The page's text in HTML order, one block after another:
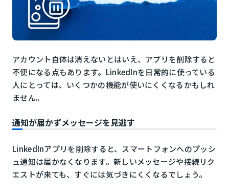
アカウント自体は消えないとはいえ、アプリを削除すると
不便になる点もあります。LinkedInを日常的に使っている
人にとっては、いくつかの機能が使いにくくなるかもしれ
ません。
通知が届かずメッセージを見逃す
LinkedInアプリを削除すると、スマートフォンへのプッシ
ュ通知は届かなくなります。新しいメッセージや接続リク
エストが来ても、すぐには気づきにくくなるでしょう。